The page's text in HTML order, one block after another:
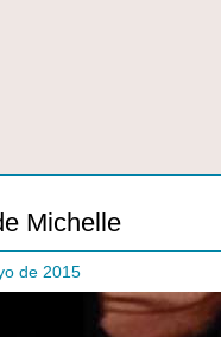
Michelle
de 2015